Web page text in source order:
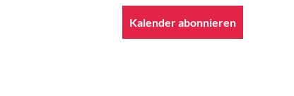
Kalender abonnieren